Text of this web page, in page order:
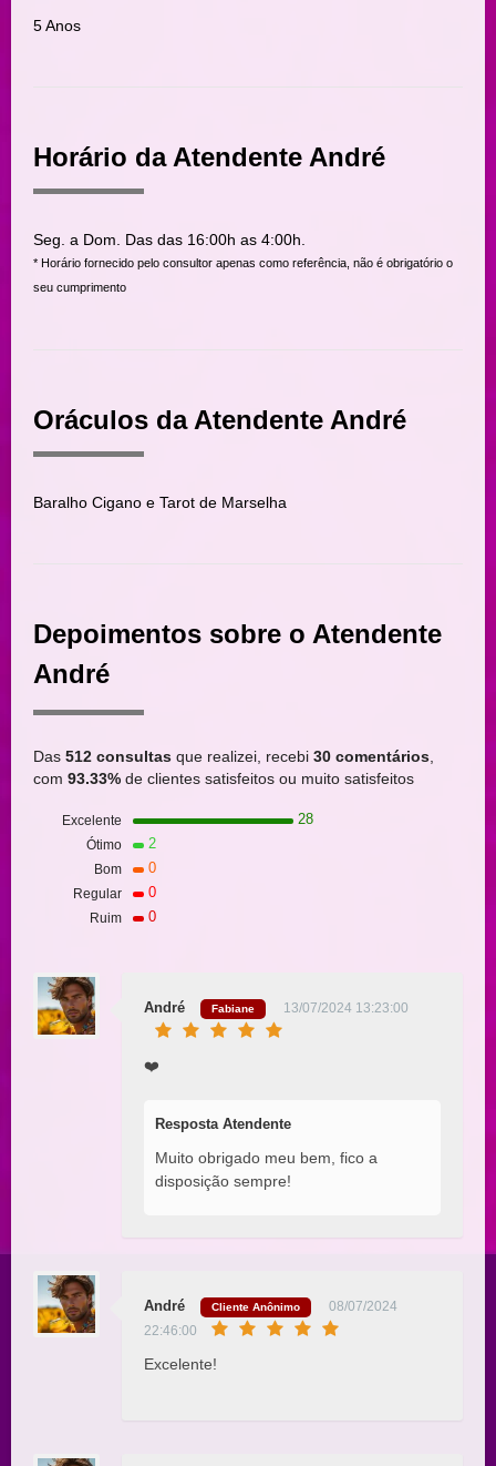
5 Anos
Horário da Atendente André
Seg. a Dom. Das das 16:00h as 4:00h.
* Horário fornecido pelo consultor apenas como referência, não é obrigatório o
seu cumprimento
Oráculos da Atendente André
Baralho Cigano e Tarot de Marselha
Depoimentos sobre o Atendente
André
Das 512 consultas que realizei, recebi 30 comentários
com 93.33% de clientes satisfeitos ou muito satisfeitos
Excelente 28
Ótimo 2
Bom 0
Regular 0
Ruim 0
André Fabiane 13/07/2024 13:23:00
❤️
Resposta Atendente
Muito obrigado meu bem, fico a
disposição sempre!
André Cliente Anônimo
08/07/2024
22:46:00
Excelente!